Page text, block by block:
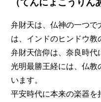
（てんにょこうりん
弁財天は、仏神の一つで
は、インドのヒンドウ教
弁財天信仰は、奈良時代
光明最勝王経には、仏教
います。
平安時代に本来の楽器を